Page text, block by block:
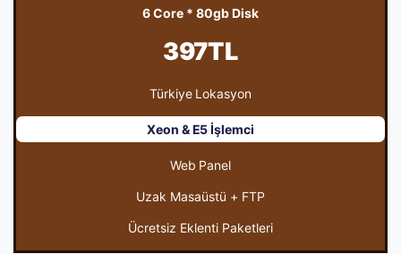
6 Core * 80gb Disk
397TL
Türkiye Lokasyon
Xeon & E5 İşlemci
Web Panel
Uzak Masaüstü + FTP
Ücretsiz Eklenti Paketleri